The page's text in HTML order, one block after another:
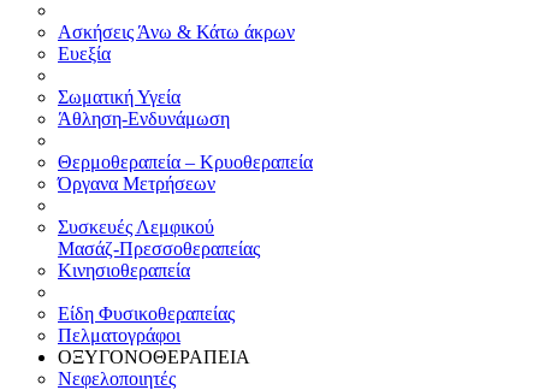
Ασκήσεις Άνω & Κάτω άκρων
Ευεξία
Σωματική Υγεία
Άθληση-Ενδυνάμωση
Θερμοθεραπεία – Κρυοθεραπεία
Όργανα Μετρήσεων
Συσκευές Λεμφικού
Μασάζ-Πρεσσοθεραπείας
Κινησιοθεραπεία
Είδη Φυσικοθεραπείας
Πελματογράφοι
ΟΞΥΓΟΝΟΘΕΡΑΠΕΙΑ
Νεφελοποιητές